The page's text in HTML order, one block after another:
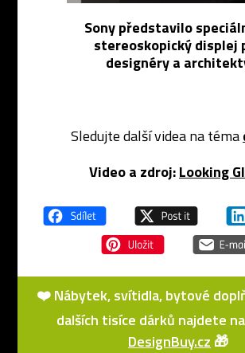
Sony představilo
stereoskopický displej
designéry a
Sledujte další videa na téma
Video a zdroj:Looking
❤️ Nábytek, svítidla, bytové
dalších tisíce dárků najdete
DesignBuy.cz 🎁